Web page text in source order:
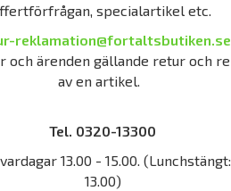
specialartikel etc.
reklamation@fortaltsbutiken.se
och ärenden gällande retur och
av en artikel.
Tel. 0320-13300
13.00 - 15.00.
13.00)